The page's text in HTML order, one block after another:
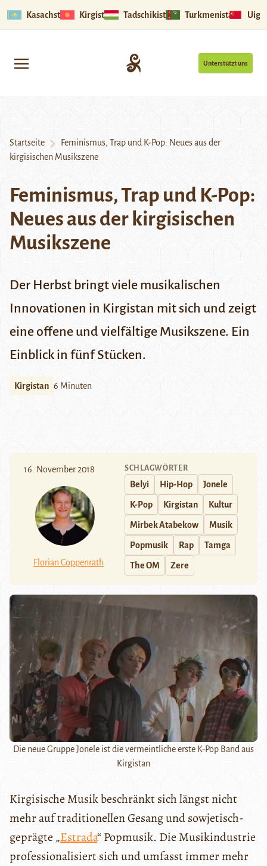
Kasachstan Kirgistan Tadschikistan Turkmenistan
Unterstützt uns
Startseite
Feminismus, Trap und K-Pop: Neues aus der
kirgisischen Musikszene
Feminismus, Trap und K-Pop:
Neues aus der kirgisischen
Musikszene
Der Herbst bringt viele musikalischen
Innovationen in Kirgistan mit sich und zeigt
eine offene und vielfältige Musikszene. Ein
Einblick in fünf Stücken.
Kirgistan 6 Minuten
16. November 2018
Florian Coppenrath
SCHLAGWÖRTER
Belyi Hip-Hop Jonele
K-Pop Kirgistan Kultur
Mirbek Atabekow Musik
Popmusik Rap Tamga
The OM Zere
Die neue Gruppe Jonele ist die vermeintliche erste K-Pop Band aus
Kirgistan
Kirgisische Musik beschränkt sich längst nicht
mehr auf traditionellen Gesang und sowjetisch-
geprägte „Estrada“ Popmusik. Die Musikindustrie
professionalisiert sich und umfasst immer mehr